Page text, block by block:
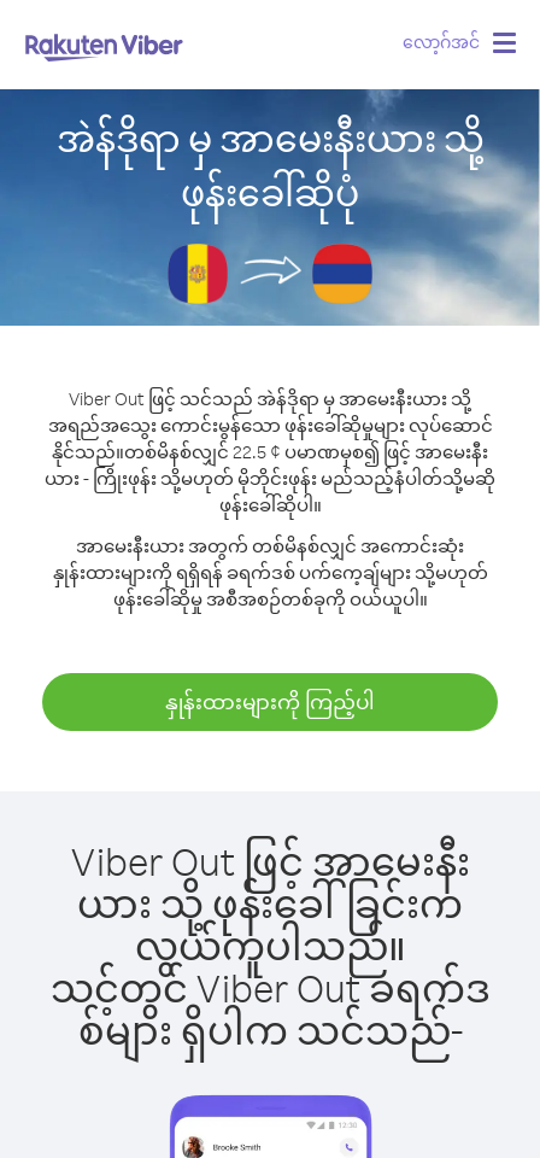
လော့ဂ်အင်
အဲန်ဒိုရာ မှ အာမေးနီးယား သို့
ဖုန်းခေါ်ဆိုပုံ
Viber Out ဖြင့် သင်သည် အဲန်ဒိုရာ မှ အာမေးနီးယား သို့
အရည်အသွေး ကောင်းမွန်သော ဖုန်းခေါ်ဆိုမှုများ လုပ်ဆောင်
နိုင်သည်။တစ်မိနစ်လျှင် 22.5 ¢ ပမာဏမှစ၍ ဖြင့် အာမေးနီး
ယား - ကြိုးဖုန်း သို့မဟုတ် မိုဘိုင်းဖုန်း မည်သည့်နံပါတ်သို့မဆို
ဖုန်းခေါ်ဆိုပါ။
အာမေးနီးယား အတွက် တစ်မိနစ်လျှင် အကောင်းဆုံး
နှုန်းထားများကို ရရှိရန် ခရက်ဒစ် ပက်ကေ့ချ်များ သို့မဟုတ်
ဖုန်းခေါ်ဆိုမှု အစီအစဉ်တစ်ခုကို ဝယ်ယူပါ။
နှုန်းထားများကို ကြည့်ပါ
Viber Out ဖြင့် အာမေးနီး
ယား သို့ ဖုန်းခေါ်ခြင်းက
လွယ်ကူပါသည်။
သင့်တွင် Viber Out ခရက်ဒ
စ်များ ရှိပါက သင်သည်-